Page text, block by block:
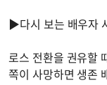
▶다시 보는 배우자
로스 전환을 권유할
쪽이 사망하면 생존